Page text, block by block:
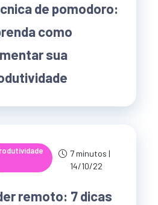
de pomodoro:
como
sua
7 minutos |
14/10/22
remoto: 7 dicas